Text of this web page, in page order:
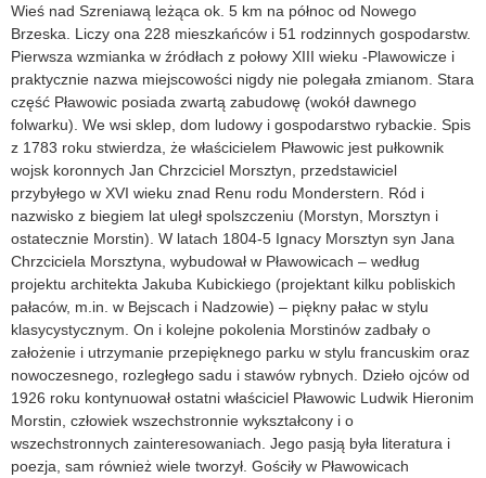
Wieś nad Szreniawą leżąca ok. 5 km na północ od Nowego
Brzeska. Liczy ona 228 mieszkańców i 51 rodzinnych gospodarstw.
Pierwsza wzmianka w źródłach z połowy XIII wieku -Plawowicze i
praktycznie nazwa miejscowości nigdy nie polegała zmianom. Stara
część Pławowic posiada zwartą zabudowę (wokół dawnego
folwarku). We wsi sklep, dom ludowy i gospodarstwo rybackie. Spis
z 1783 roku stwierdza, że właścicielem Pławowic jest pułkownik
wojsk koronnych Jan Chrzciciel Morsztyn, przedstawiciel
przybyłego w XVI wieku znad Renu rodu Monderstern. Ród i
nazwisko z biegiem lat uległ spolszczeniu (Morstyn, Morsztyn i
ostatecznie Morstin). W latach 1804-5 Ignacy Morsztyn syn Jana
Chrzciciela Morsztyna, wybudował w Pławowicach – według
projektu architekta Jakuba Kubickiego (projektant kilku pobliskich
pałaców, m.in. w Bejscach i Nadzowie) – piękny pałac w stylu
klasycystycznym. On i kolejne pokolenia Morstinów zadbały o
założenie i utrzymanie przepięknego parku w stylu francuskim oraz
nowoczesnego, rozległego sadu i stawów rybnych. Dzieło ojców od
1926 roku kontynuował ostatni właściciel Pławowic Ludwik Hieronim
Morstin, człowiek wszechstronnie wykształcony i o
wszechstronnych zainteresowaniach. Jego pasją była literatura i
poezja, sam również wiele tworzył. Gościły w Pławowicach